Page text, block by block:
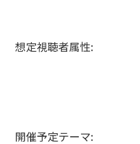
想定視聴者属性:
開催予定テーマ: